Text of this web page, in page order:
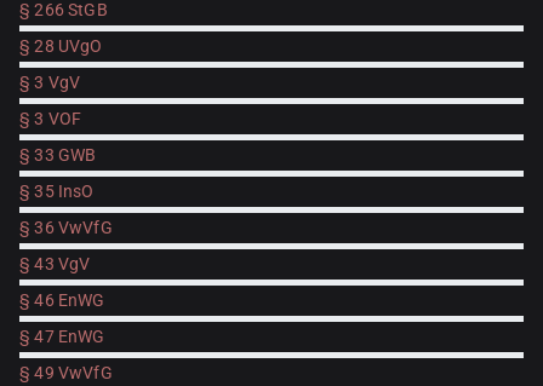
§ 266 StGB
§ 28 UVgO
§ 3 VgV
§ 3 VOF
§ 33 GWB
§ 35 InsO
§ 36 VwVfG
§ 43 VgV
§ 46 EnWG
§ 47 EnWG
§ 49 VwVfG